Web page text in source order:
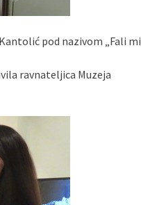
pod nazivom „Fali mi
ravnateljica Muzeja